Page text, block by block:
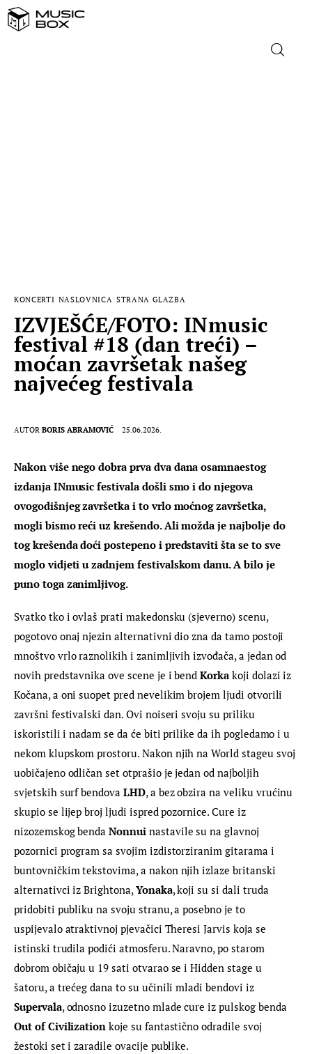
KONCERTI NASLOVNICA STRANA GLAZBA
IZVJEŠĆE/FOTO: INmusic
festival #18 (dan treći) –
moćan završetak našeg
najvećeg festivala
AUTOR BORIS ABRAMOVIĆ 25.06.2026.
Nakon više nego dobra prva dva dana osamnaestog
izdanja INmusic festivala došli smo i do njegova
ovogodišnjeg završetka i to vrlo moćnog završetka,
mogli bismo reći uz krešendo. Ali možda je najbolje do
tog krešenda doći postepeno i predstaviti šta se to sve
moglo vidjeti u zadnjem festivalskom danu. A bilo je
puno toga zanimljivog.
Svatko tko i ovlaš prati makedonsku (sjeverno) scenu,
pogotovo onaj njezin alternativni dio zna da tamo postoji
mnoštvo vrlo raznolikih i zanimljivih izvođača, a jedan od
novih predstavnika ove scene je i bend Korka koji dolazi iz
Kočana, a oni suopet pred nevelikim brojem ljudi otvorili
završni festivalski dan. Ovi noiseri svoju su priliku
iskoristili i nadam se da će biti prilike da ih pogledamo i u
nekom klupskom prostoru. Nakon njih na World stageu svoj
uobičajeno odličan set otprašio je jedan od najboljih
svjetskih surf bendova LHD, a bez obzira na veliku vrućinu
skupio se lijep broj ljudi ispred pozornice. Cure iz
nizozemskog benda Nonnui nastavile su na glavnoj
pozornici program sa svojim izdistorziranim gitarama i
buntovničkim tekstovima, a nakon njih izlaze britanski
alternativci iz Brightona, Yonaka, koji su si dali truda
pridobiti publiku na svoju stranu, a posebno je to
uspijevalo atraktivnoj pjevačici Theresi Jarvis koja se
istinski trudila podići atmosferu. Naravno, po starom
dobrom običaju u 19 sati otvarao se i Hidden stage u
šatoru, a trećeg dana to su učinili mladi bendovi iz
Supervala, odnosno izuzetno mlade cure iz pulskog benda
Out of Civilization koje su fantastično odradile svoj
žestoki set i zaradile ovacije publike.